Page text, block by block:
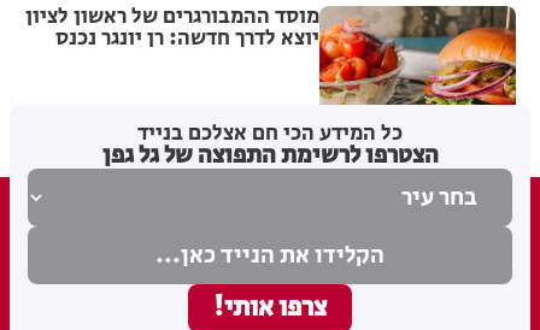
מוסד ההמבורגרים של ראשון לציון
יוצא לדרך חדשה: רן יונגר נכנס
כל המידע הכי חם אצלכם בנייד
הצטרפו לרשימת התפוצה של גל גפן